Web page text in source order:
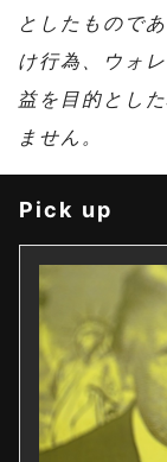
としたもので
け行為、ウォ
益を目的とし
ません。
Pick up